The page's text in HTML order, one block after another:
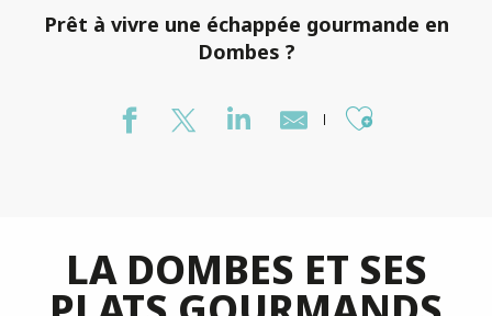
Prêt à vivre une échappée gourmande en
Dombes ?
Ajouter
LA DOMBES ET SES